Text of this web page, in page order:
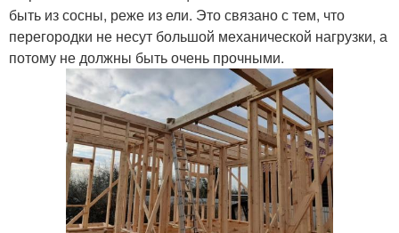
быть из сосны, реже из ели. Это связано с тем, что
перегородки не несут большой механической нагрузки, а
потому не должны быть очень прочными.